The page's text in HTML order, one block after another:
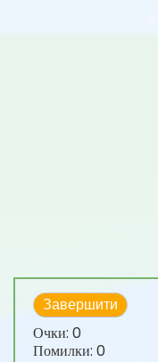
Завершити
Очки: 0
Помилки: 0